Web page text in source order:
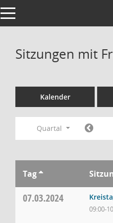
Toggle navigation
Sitzungen mit
Kalender
Quartal
Tag
07.03.2024
09:00-